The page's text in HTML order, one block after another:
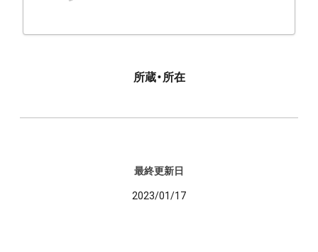
所蔵・所在
最終更新日
2023/01/17